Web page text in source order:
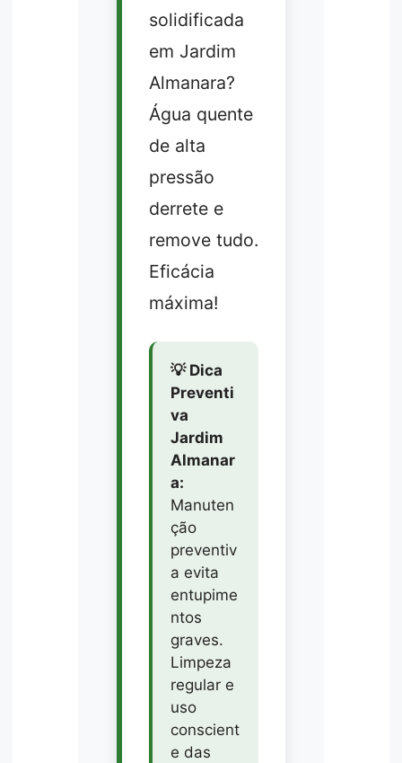
solidificada
em Jardim
Almanara?
Água quente
de alta
pressão
derrete e
remove tudo.
Eficácia
máxima!
💡 Dica
Preventi
va
Jardim
Almanar
a:
Manuten
ção
preventiv
a evita
entupime
ntos
graves.
Limpeza
regular e
uso
conscient
e das